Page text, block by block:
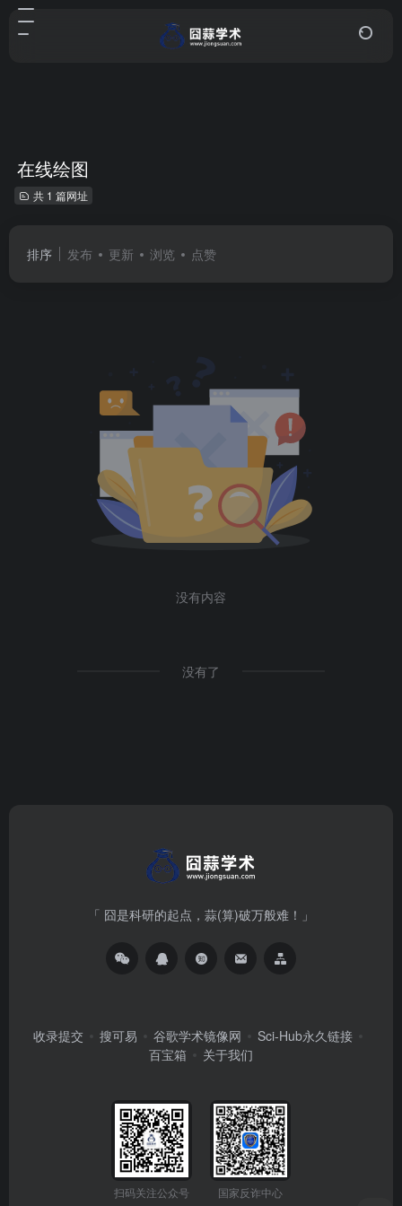
在线绘图
共 1 篇网址
排序 发布 更新 浏览 点赞
没有内容
没有了
「 囧是科研的起点，蒜(算)破万般难！」
收录提交 搜可易 谷歌学术镜像网
Sci-Hub永久链接
百宝箱
关于我们
扫码关注公众号 国家反诈中心